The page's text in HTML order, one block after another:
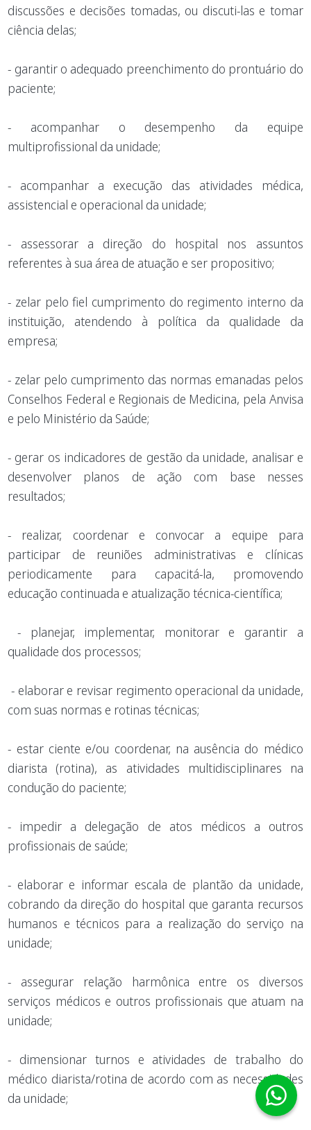
discussões e decisões tomadas, ou discuti-las e tomar
ciência delas;
- garantir o adequado preenchimento do prontuário do
paciente;
- acompanhar o desempenho da equipe
multiprofissional da unidade;
- acompanhar a execução das atividades médica,
assistencial e operacional da unidade;
- assessorar a direção do hospital nos assuntos
referentes à sua área de atuação e ser propositivo;
- zelar pelo fiel cumprimento do regimento interno da
instituição, atendendo à política da qualidade da
empresa;
- zelar pelo cumprimento das normas emanadas pelos
Conselhos Federal e Regionais de Medicina, pela Anvisa
e pelo Ministério da Saúde;
- gerar os indicadores de gestão da unidade, analisar e
desenvolver planos de ação com base nesses
resultados;
- realizar, coordenar e convocar a equipe para
participar de reuniões administrativas e clínicas
periodicamente para capacitá-la, promovendo
educação continuada e atualização técnica-científica;
- planejar, implementar, monitorar e garantir a
qualidade dos processos;
- elaborar e revisar regimento operacional da unidade,
com suas normas e rotinas técnicas;
- estar ciente e/ou coordenar, na ausência do médico
diarista (rotina), as atividades multidisciplinares na
condução do paciente;
- impedir a delegação de atos médicos a outros
profissionais de saúde;
- elaborar e informar escala de plantão da unidade,
cobrando da direção do hospital que garanta recursos
humanos e técnicos para a realização do serviço na
unidade;
- assegurar relação harmônica entre os diversos
serviços médicos e outros profissionais que atuam na
unidade;
- dimensionar turnos e atividades de trabalho do
médico diarista/rotina de acordo com as necessidades
da unidade;